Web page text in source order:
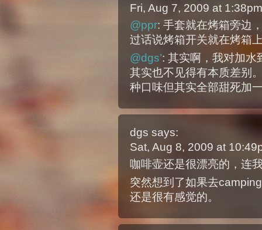
Fri, Aug 7, 2009 at
@ppr: 手套就在烤箱旁边
过话说烤箱开关就在烤箱
@dgs’: 其实啊，我对加水
其实也不见得有本质差别
种口味但其实全部甜死加
dgs says:
Sat, Aug 8, 2009 at
咖啡壶还是很漂亮的，连
突然想到了如果去
还是很有感觉的。